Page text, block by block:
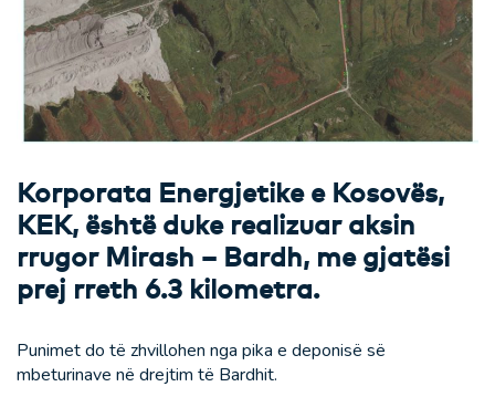
Korporata Energjetike e Kosovës,
KEK, është duke realizuar aksin
rrugor Mirash – Bardh, me gjatësi
prej rreth 6.3 kilometra.
Punimet do të zhvillohen nga pika e deponisë së
mbeturinave në drejtim të Bardhit.